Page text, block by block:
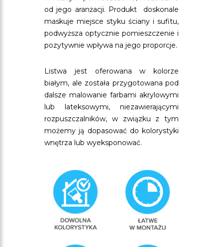
od jego aranżacji. Produkt doskonale
maskuje miejsce styku ściany i sufitu,
podwyższa optycznie pomieszczenie i
pozytywnie wpływa na jego proporcje.
Listwa jest oferowana w kolorze
białym, ale została przygotowana pod
dalsze malowanie farbami akrylowymi
lub lateksowymi, niezawierającymi
rozpuszczalników, w związku z tym
możemy ją dopasować do kolorystyki
wnętrza lub wyeksponować.